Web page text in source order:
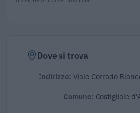
Dove si trova
Indirizzo: Viale Corrado
Comune: Costigliole